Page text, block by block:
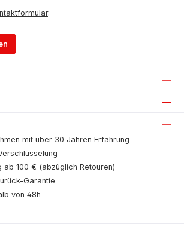
.
mit über 30 Jahren Erfahrung
ab 100 € (abzüglich Retouren)
Garantie
von 48h